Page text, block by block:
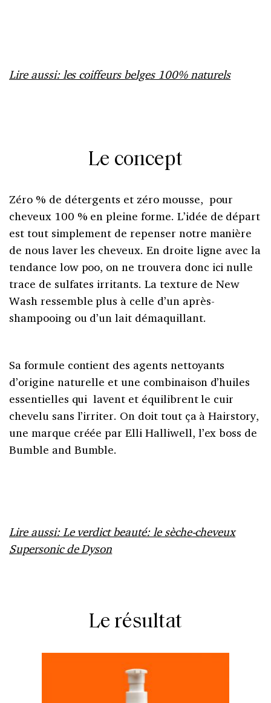
Lire aussi: les coiffeurs belges 100% naturels
Le concept
Zéro % de détergents et zéro mousse, pour
cheveux 100 % en pleine forme. L’idée de départ
est tout simplement de repenser notre manière
de nous laver les cheveux. En droite ligne avec la
tendance low poo, on ne trouvera donc ici nulle
trace de sulfates irritants. La texture de New
Wash ressemble plus à celle d’un après-
shampooing ou d’un lait démaquillant.
Sa formule contient des agents nettoyants
d’origine naturelle et une combinaison d’huiles
essentielles qui lavent et équilibrent le cuir
chevelu sans l’irriter. On doit tout ça à Hairstory,
une marque créée par Elli Halliwell, l’ex boss de
Bumble and Bumble.
Lire aussi: Le verdict beauté: le sèche-cheveux
Supersonic de Dyson
Le résultat